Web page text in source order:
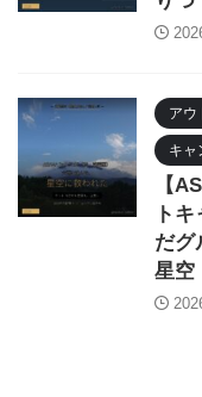
アウ
キャ
【
ト
だグ
星空